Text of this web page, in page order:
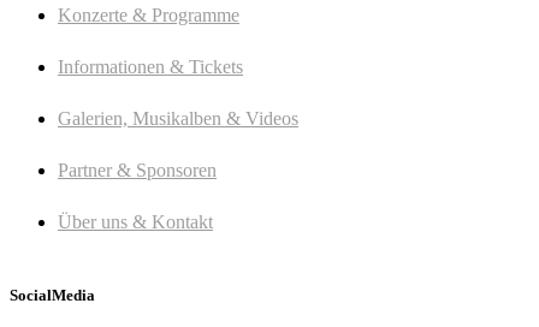
Konzerte & Programme
Informationen & Tickets
Galerien, Musikalben & Videos
Partner & Sponsoren
Über uns & Kontakt
SocialMedia